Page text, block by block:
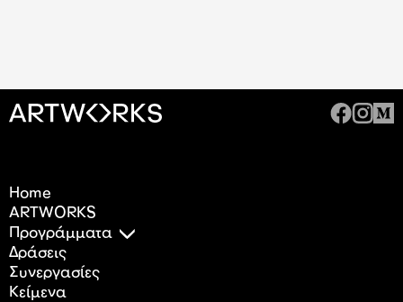
Home
ARTWORKS
Προγράμματα
Δράσεις
Συνεργασίες
Κείμενα